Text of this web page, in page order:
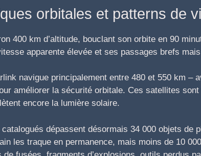
orbitales et patterns de
400 km d’altitude, bouclant son orbite en 90
apparente élevée et ses passages brefs
navigue principalement entre 480 et 550 km –
améliorer la sécurité orbitale. Ces satellites
encore la lumière solaire.
dépassent désormais 34 000 objets de
les traque en permanence, mais moins de 10